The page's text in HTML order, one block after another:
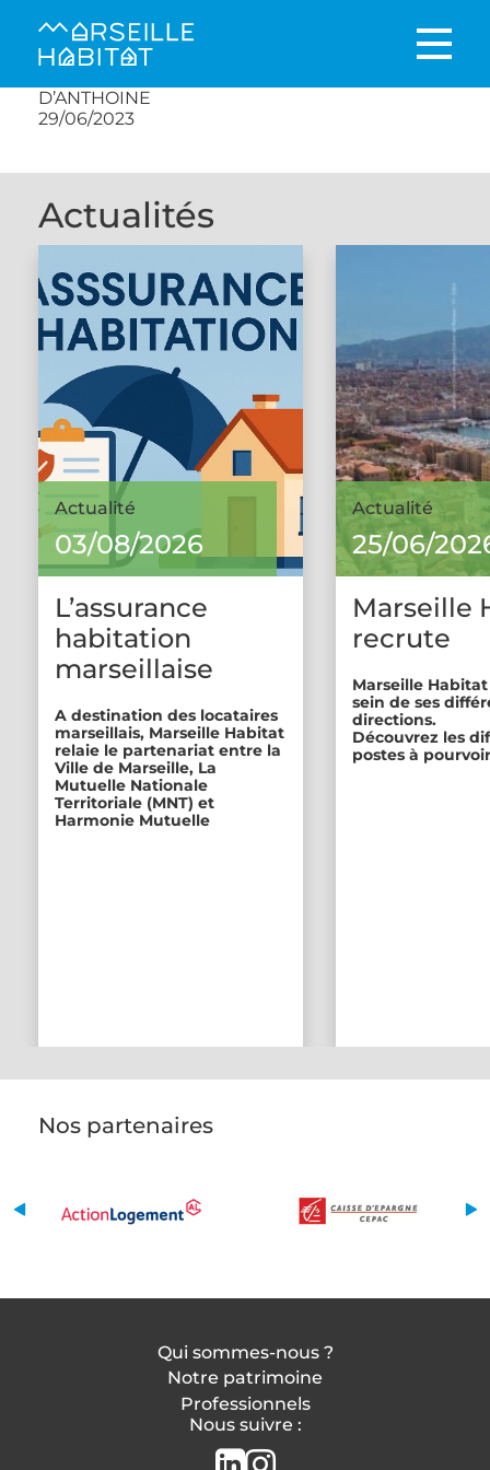
D’ANTHOINE
29/06/2023
Actualités
Actualité
03/08/2026
L’assurance
habitation
marseillaise
A destination des locataires
marseillais, Marseille Habitat
relaie le partenariat entre la
Ville de Marseille, La
Mutuelle Nationale
Territoriale (MNT) et
Harmonie Mutuelle
Actualité
25/06/
Marseille
recrute
Marseille
sein de ses
directions.
Découvrez les
postes à
Nos partenaires
Qui sommes-nous ?
Notre patrimoine
Professionnels
Nous suivre :